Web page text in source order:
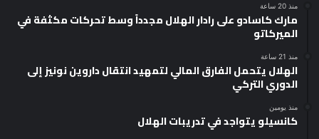
منذ 20 ساعة
مارك كاسادو على رادار الهلال مجدداً وسط تحركات مكثفة في
الميركاتو
منذ 21 ساعة
الهلال يتحمل الفارق المالي لتمهيد انتقال داروين نونيز إلى
الدوري التركي
منذ يومين
كانسيلو يتواجد في تدريبات الهلال